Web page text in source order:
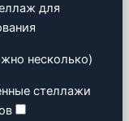
для
несколько)
стеллажи